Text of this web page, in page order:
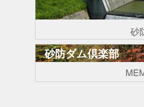
砂
砂防ダム倶楽部